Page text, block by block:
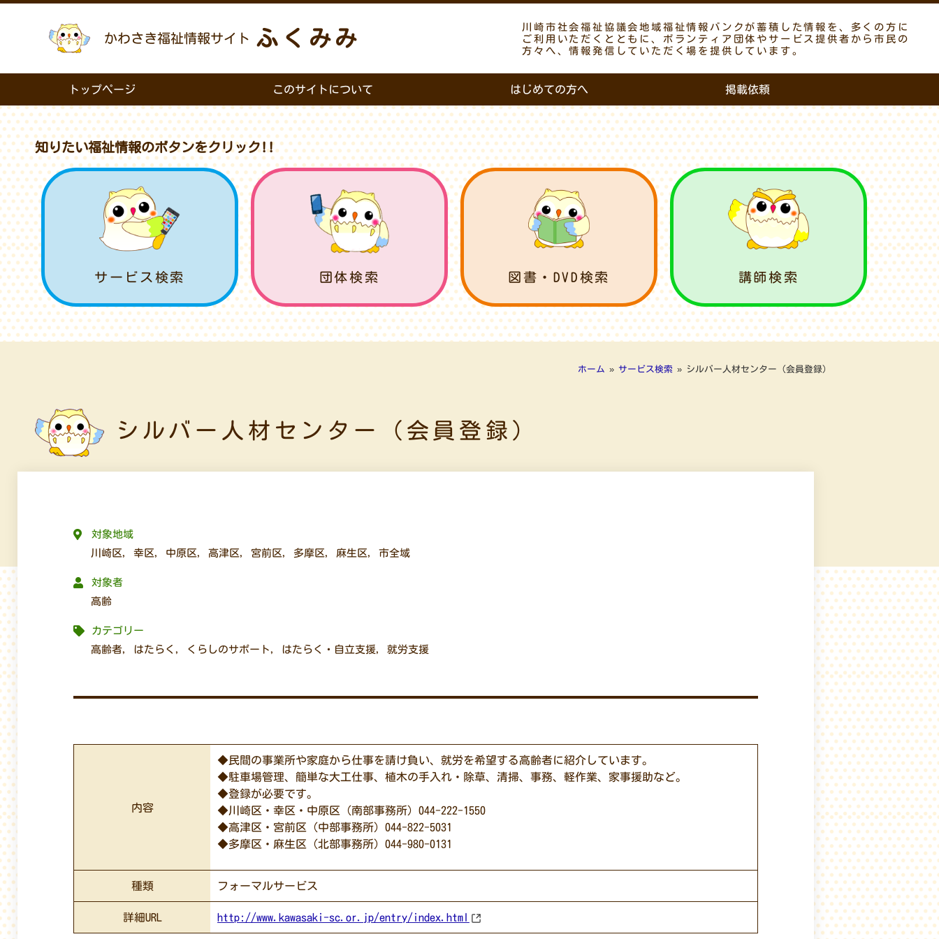
かわさき福祉情報サイト ふくみみ
川崎市社会福祉協議会地域福祉情報バンクが蓄積した情報を、多くの方に
ご利用いただくとともに、ボランティア団体やサービス提供者から市民の
方々へ、情報発信していただく場を提供しています。
トップページ このサイトについて はじめての方へ 掲載依頼
知りたい福祉情報のボタンをクリック!!
サービス検索 団体検索 図書・DVD検索 講師検索
ホーム » サービス検索 » シルバー人材センター（会員登録）
シルバー人材センター（会員登録）
対象地域
川崎区, 幸区, 中原区, 高津区, 宮前区, 多摩区, 麻生区, 市全域
対象者
高齢
カテゴリー
高齢者, はたらく , くらしのサポート, はたらく・自立支援, 就労支援
内容
◆民間の事業所や家庭から仕事を請け負い、就労を希望する高齢者に紹介しています。
◆駐車場管理、簡単な大工仕事、植木の手入れ・除草、清掃、事務、軽作業、家事援助など。
◆登録が必要です。
◆川崎区・幸区・中原区（南部事務所）044-222-1550
◆高津区・宮前区（中部事務所）044-822-5031
◆多摩区・麻生区（北部事務所）044-980-0131
種類 フォーマルサービス
詳細URL http://www.kawasaki-sc.or.jp/entry/index.html